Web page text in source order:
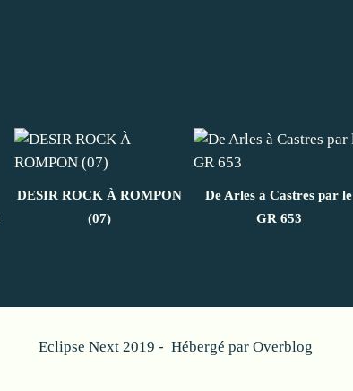
DESIR ROCK À ROMPON
(07)
De Arles à Castres par le
GR 653
Eclipse Next 2019 - Hébergé par Overblog